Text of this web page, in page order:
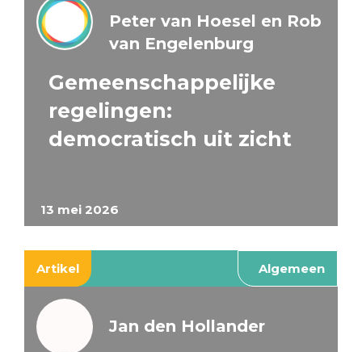
13 mei 2026
Peter van Hoesel en Rob
van Engelenburg
Gemeenschappelijke
regelingen:
democratisch uit zicht
Artikel Algemeen
Jan den Hollander